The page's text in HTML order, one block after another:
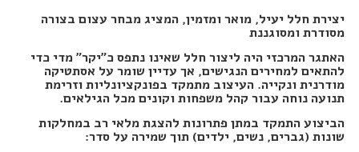
יצירת חלל יעיל, מואר ומזמין, המציג מבחר עצום בצורה
מסודרת ומסוגננת
האתגר המרכזי היה ליצור חלל שאינו נתפס כ"יקר" מדי כדי
להתאים למחירים הנגישים, אך עדיין שומר על אסתטיקה
מודרנית ונקייה. העיצוב מתמקד בפונקציונליות וזרימת
תנועה נוחה עבור קהל משפחות וקונים מכל הגילאים.
הביצוע התמקד במתן פתרונות להצגת מלאי רב במחלקות
שונות (גברים, נשים, ילדים) תוך שמירה על סדר: